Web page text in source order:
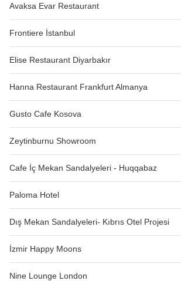
Avaksa Evar Restaurant
Frontiere İstanbul
Elise Restaurant Diyarbakır
Hanna Restaurant Frankfurt Almanya
Gusto Cafe Kosova
Zeytinburnu Showroom
Cafe İç Mekan Sandalyeleri - Huqqabaz
Paloma Hotel
Dış Mekan Sandalyeleri- Kıbrıs Otel Projesi
İzmir Happy Moons
Nine Lounge London